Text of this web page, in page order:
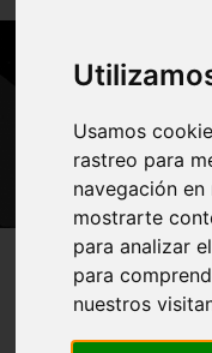
Usamos
rastreo para
navegación
mostrarte
para analizar
para
nuestros
Región de Murcia Digital